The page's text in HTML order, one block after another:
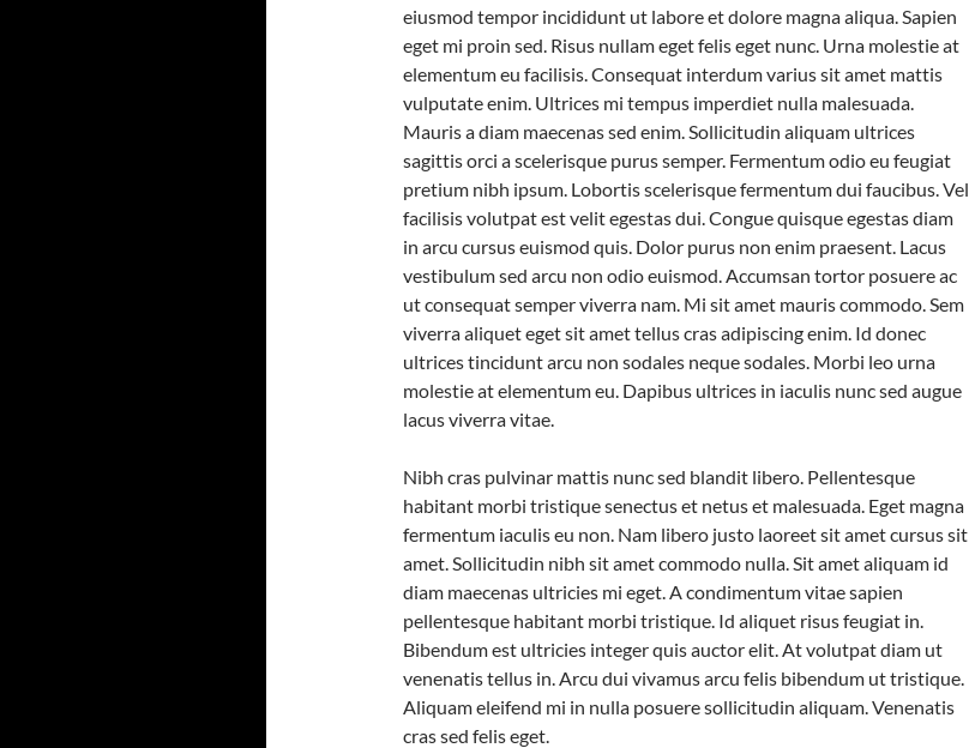
eiusmod tempor incididunt ut labore et dolore magna aliqua. Sapien
eget mi proin sed. Risus nullam eget felis eget nunc. Urna molestie at
elementum eu facilisis. Consequat interdum varius sit amet mattis
vulputate enim. Ultrices mi tempus imperdiet nulla malesuada.
Mauris a diam maecenas sed enim. Sollicitudin aliquam ultrices
sagittis orci a scelerisque purus semper. Fermentum odio eu feugiat
pretium nibh ipsum. Lobortis scelerisque fermentum dui faucibus. Vel
facilisis volutpat est velit egestas dui. Congue quisque egestas diam
in arcu cursus euismod quis. Dolor purus non enim praesent. Lacus
vestibulum sed arcu non odio euismod. Accumsan tortor posuere ac
ut consequat semper viverra nam. Mi sit amet mauris commodo. Sem
viverra aliquet eget sit amet tellus cras adipiscing enim. Id donec
ultrices tincidunt arcu non sodales neque sodales. Morbi leo urna
molestie at elementum eu. Dapibus ultrices in iaculis nunc sed augue
lacus viverra vitae.
Nibh cras pulvinar mattis nunc sed blandit libero. Pellentesque
habitant morbi tristique senectus et netus et malesuada. Eget magna
fermentum iaculis eu non. Nam libero justo laoreet sit amet cursus sit
amet. Sollicitudin nibh sit amet commodo nulla. Sit amet aliquam id
diam maecenas ultricies mi eget. A condimentum vitae sapien
pellentesque habitant morbi tristique. Id aliquet risus feugiat in.
Bibendum est ultricies integer quis auctor elit. At volutpat diam ut
venenatis tellus in. Arcu dui vivamus arcu felis bibendum ut tristique.
Aliquam eleifend mi in nulla posuere sollicitudin aliquam. Venenatis
cras sed felis eget.